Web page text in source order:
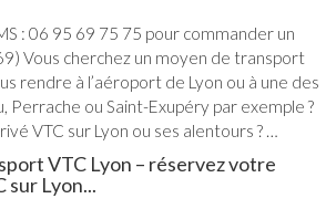
: 06 95 69 75 75 pour commander un
Vous cherchez un moyen de transport
rendre à l’aéroport de Lyon ou à une des
Perrache ou Saint-Exupéry par exemple ?
VTC sur Lyon ou ses alentours ? …
VTC Lyon – réservez votre
Lyon...